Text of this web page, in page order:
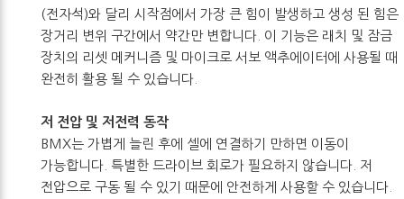
(전자석)와 달리 시작점에서 가장 큰 힘이 발생하고 생성 된 힘은
장거리 변위 구간에서 약간만 변합니다. 이 기능은 래치 및 잠금
장치의 리셋 메커니즘 및 마이크로 서보 액추에이터에 사용될 때
완전히 활용 될 수 있습니다.
저 전압 및 저전력 동작
BMX는 가볍게 늘린 후에 셀에 연결하기 만하면 이동이
가능합니다. 특별한 드라이브 회로가 필요하지 않습니다. 저
전압으로 구동 될 수 있기 때문에 안전하게 사용할 수 있습니다.